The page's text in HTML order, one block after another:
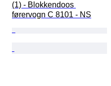
(1) - Blokkendoos
førervogn C 8101 - NS